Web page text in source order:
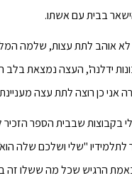
בבית עם אשתו.
לא אוהב לתת עצות, שלמה
ידלנה', העצה נמצאת בלב
אני כן רוצה לתת עצה
בקבוצות שבבית הספר הזכיר
"שלי ושלכם שלה
הרגיש שכל מה ששלו זה